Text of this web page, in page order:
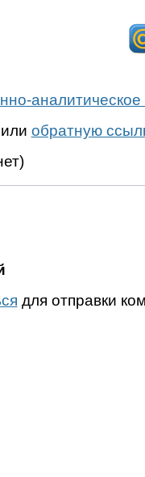
аналитическое
или обратную
для отправки